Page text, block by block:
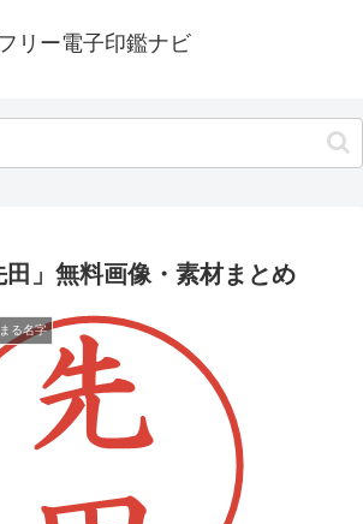
フリー電子印鑑ナビ
田」無料画像・素材まとめ
る名字